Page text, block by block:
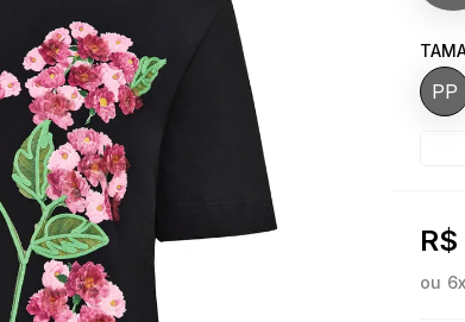
jeans
jacquard
PP
ou 6